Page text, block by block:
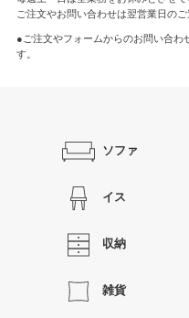
ご注文やお問い合わせは翌営業日のご
●ご注文やフォームからのお問い合わ
す。
ソファ
イス
収納
雑貨